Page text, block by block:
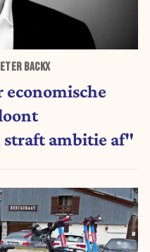
BACKX
economische
ambitie af"